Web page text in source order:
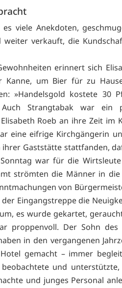
viele Anekdoten,
verkauft, die
erinnert sich
Kanne, um Bier für zu
»Handelsgold kostete 30
Strangtabak war ein
Roeb an ihre Zeit im
eine eifrige Kirchgängerin
Gaststätte stattfanden,
war für die
strömten die Männer in die
von
Eingangstreppe die
es wurde gekartet,
proppenvoll. Der Sohn des
in den vergangenen
gemacht – immer
und
und junges Personal